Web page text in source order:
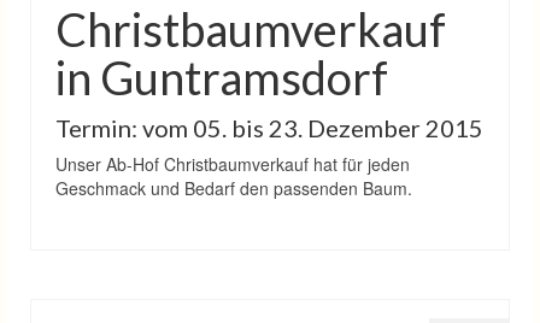
Christbaumverkauf
in Guntramsdorf
Termin: vom 05. bis 23. Dezember 2015
Unser Ab-Hof Christbaumverkauf hat für jeden
Geschmack und Bedarf den passenden Baum.